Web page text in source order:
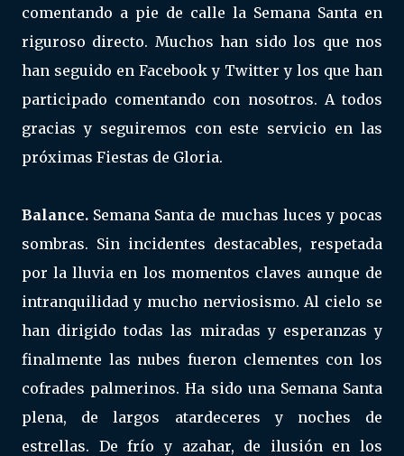
comentando a pie de calle la Semana Santa en
riguroso directo. Muchos han sido los que nos
han seguido en Facebook y Twitter y los que han
participado comentando con nosotros. A todos
gracias y seguiremos con este servicio en las
próximas Fiestas de Gloria.
Balance. Semana Santa de muchas luces y pocas
sombras. Sin incidentes destacables, respetada
por la lluvia en los momentos claves aunque de
intranquilidad y mucho nerviosismo. Al cielo se
han dirigido todas las miradas y esperanzas y
finalmente las nubes fueron clementes con los
cofrades palmerinos. Ha sido una Semana Santa
plena, de largos atardeceres y noches de
estrellas. De frío y azahar, de ilusión en los